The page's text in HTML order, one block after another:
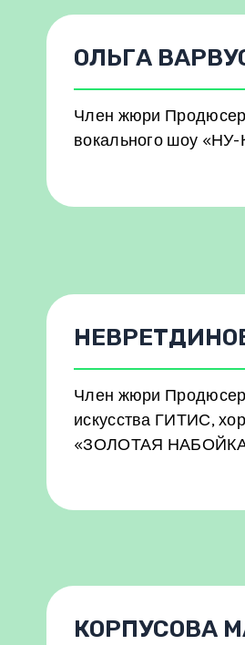
ОЛЬГА
Член жюри
вокального шоу
Член жюри
искусства ГИТИС,
«ЗОЛОТАЯ
КОРПУСОВА